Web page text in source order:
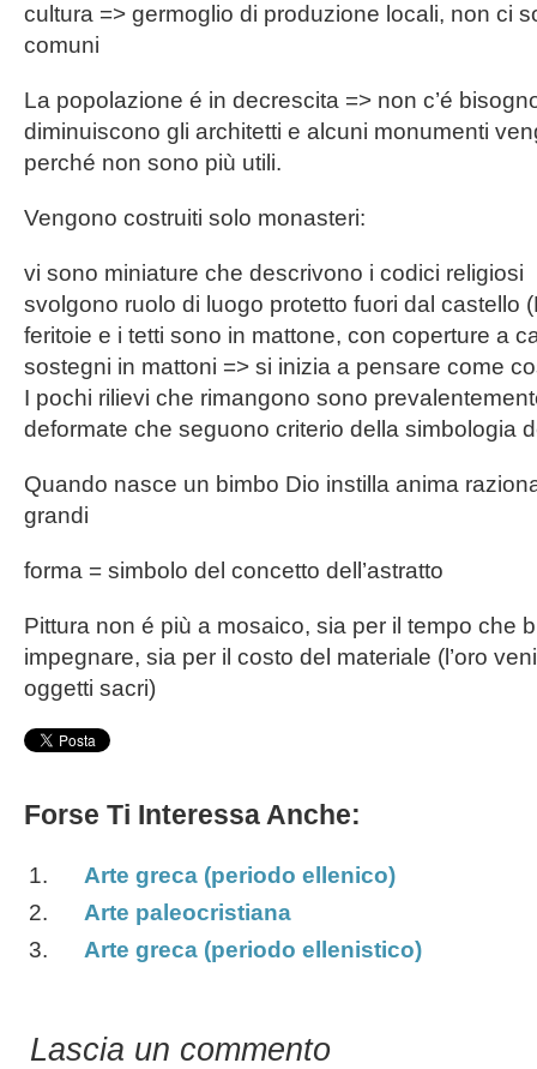
cultura => germoglio di produzione locali, non ci
comuni
La popolazione é in decrescita => non c’é
diminuiscono gli architetti e alcuni monumenti
perché non sono più utili.
Vengono costruiti solo monasteri:
vi sono miniature che descrivono i codici religiosi
svolgono ruolo di luogo protetto fuori dal castello
feritoie e i tetti sono in mattone, con coperture a
sostegni in mattoni => si inizia a pensare come
I pochi rilievi che rimangono sono
deformate che seguono criterio della simbologia
Quando nasce un bimbo Dio instilla anima
grandi
forma = simbolo del concetto dell’astratto
Pittura non é più a mosaico, sia per il tempo che
impegnare, sia per il costo del materiale (l’oro
oggetti sacri)
Forse Ti Interessa Anche:
Arte greca (periodo ellenico)
Arte paleocristiana
Arte greca (periodo ellenistico)
Lascia un commento